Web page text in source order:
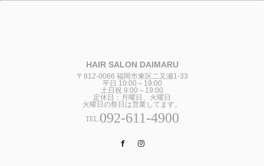
HAIR SALON DAIMARU
〒812-0066 福岡市東区二又瀬1-33
平日 10:00～19:00
土日祝 9:00～19:00
定休日：月曜日、火曜日
火曜日の祭日は営業してます。
TEL.092-611-4900
Facebook